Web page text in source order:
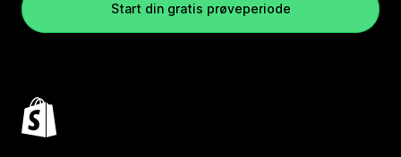
Start din gratis prøveperiode